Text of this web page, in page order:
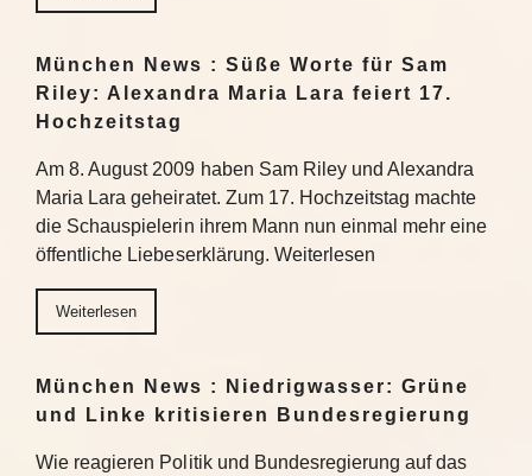
München News : Süße Worte für Sam
Riley: Alexandra Maria Lara feiert 17.
Hochzeitstag
Am 8. August 2009 haben Sam Riley und Alexandra
Maria Lara geheiratet. Zum 17. Hochzeitstag machte
die Schauspielerin ihrem Mann nun einmal mehr eine
öffentliche Liebeserklärung. Weiterlesen
Weiterlesen
München News : Niedrigwasser: Grüne
und Linke kritisieren Bundesregierung
Wie reagieren Politik und Bundesregierung auf das